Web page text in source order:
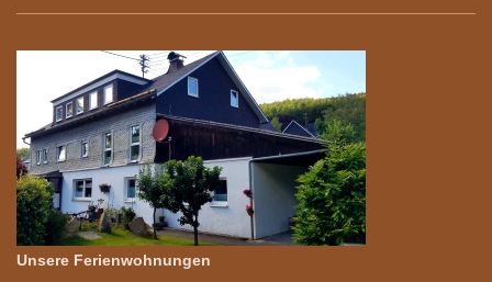
Unsere Ferienwohnungen